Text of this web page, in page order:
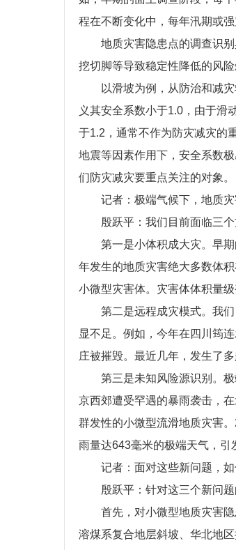
程在不断变化中，每年汛期或
地质灾害隐患点的调查识
挖切脚等导致稳定性降低的风
以滑坡为例，从防治和减
义其安全系数小于1.0，由于滑
于1.2，通常不作为防灾减灾的
地震等因素作用下，安全系数
们防灾减灾要重点关注的对象。
记者：极端气候下，地质
殷跃平：我们目前面临三个
第一是小体积成大灾。早
年发生的地质灾害绝大多数体
小微型灾害体。灾害体体积量
第二是远程成灾模式。我
显不足。例如，今年在四川筠
庄被摧毁。最近几年，发生了
第三是未知风险源识别。
京西郊遭受罕遇的暴雨袭击，
群发性的小微型流滑地质灾害
雨量达643毫米的极端天气，引
记者：面对这些新问题，
殷跃平：针对这三个新问
首先，对小微型地质灾害
溶煤系复合地层斜坡、华北地